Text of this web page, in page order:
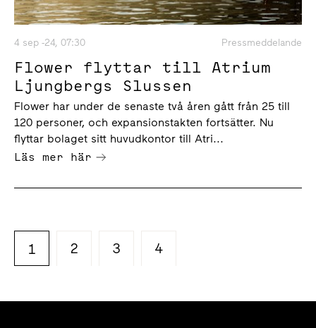
4 sep -24, 07:30 Pressmeddelande
Flower flyttar till Atrium
Ljungbergs Slussen
Flower har under de senaste två åren gått från 25 till
120 personer, och expansionstakten fortsätter. Nu
flyttar bolaget sitt huvudkontor till Atri...
Läs mer här
1 2 3 4